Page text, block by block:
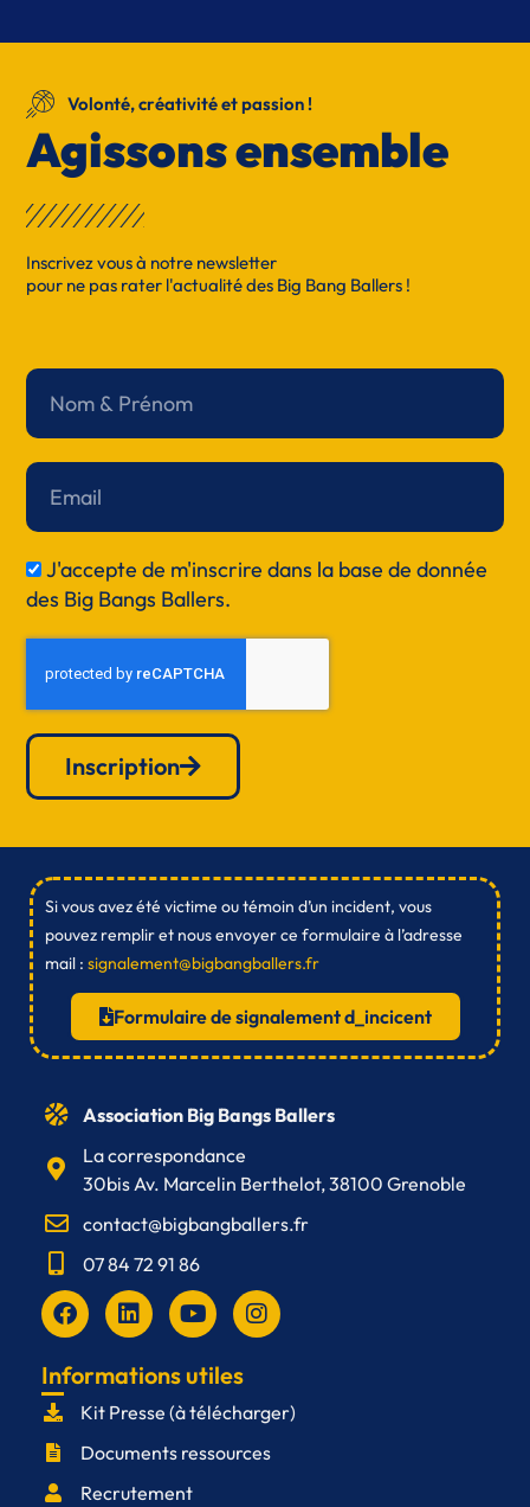
Volonté, créativité et passion !
Agissons ensemble
Inscrivez vous à notre newsletter
pour ne pas rater l'actualité des Big Bang Ballers !
Nom
Prénom
Email
RGPDJ'accepte de m'inscrire dans la base de donnée
des Big Bangs Ballers.
Inscription
Si vous avez été victime ou témoin d’un incident, vous
pouvez remplir et nous envoyer ce formulaire à l’adresse
mail : signalement@bigbangballers.fr
Formulaire de signalement d_incicent
Association Big Bangs Ballers
La correspondance
30bis Av. Marcelin Berthelot, 38100 Grenoble
contact@bigbangballers.fr
07 84 72 91 86
F
a
e
b
L
i
k
d
n
Y
o
t
b
I
n
g
a
Informations utiles
Kit Presse (à télécharger)
Documents ressources
Recrutement